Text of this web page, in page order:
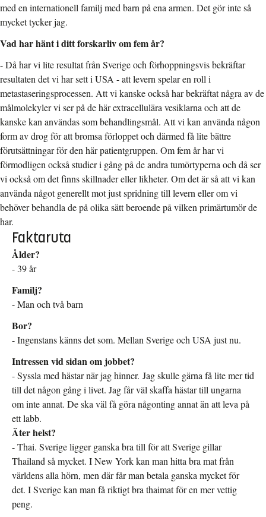
med en internationell familj med barn på ena armen. Det gör inte så
mycket tycker jag.
Vad har hänt i ditt forskarliv om fem år?
- Då har vi lite resultat från Sverige och förhoppningsvis bekräftar
resultaten det vi har sett i USA - att levern spelar en roll i
metastaseringsprocessen. Att vi kanske också har bekräftat några av de
målmolekyler vi ser på de här extracellulära vesiklarna och att de
kanske kan användas som behandlingsmål. Att vi kan använda någon
form av drog för att bromsa förloppet och därmed få lite bättre
förutsättningar för den här patientgruppen. Om fem år har vi
förmodligen också studier i gång på de andra tumörtyperna och då ser
vi också om det finns skillnader eller likheter. Om det är så att vi kan
använda något generellt mot just spridning till levern eller om vi
behöver behandla de på olika sätt beroende på vilken primärtumör de
har.
Faktaruta
Ålder?
- 39 år
Familj?
- Man och två barn
Bor?
- Ingenstans känns det som. Mellan Sverige och USA just nu.
Intressen vid sidan om jobbet?
- Syssla med hästar när jag hinner. Jag skulle gärna få lite mer tid
till det någon gång i livet. Jag får väl skaffa hästar till ungarna
om inte annat. De ska väl få göra någonting annat än att leva på
ett labb.
Äter helst?
- Thai. Sverige ligger ganska bra till för att Sverige gillar
Thailand så mycket. I New York kan man hitta bra mat från
världens alla hörn, men där får man betala ganska mycket för
det. I Sverige kan man få riktigt bra thaimat för en mer vettig
peng.